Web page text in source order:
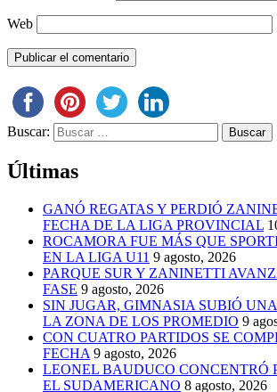
Web
Buscar:
Últimas
GANÓ REGATAS Y PERDIÓ
FECHA DE LA LIGA PROVINCIAL
ROCAMORA FUE MÁS QUE
EN LA LIGA U11 9 agosto, 2026
PARQUE SUR Y ZANINETTI
FASE 9 agosto, 2026
SIN JUGAR, GIMNASIA SUBIÓ
LA ZONA DE LOS PROMEDIO 9
CON CUATRO PARTIDOS SE
FECHA 9 agosto, 2026
LEONEL BAUDUCO CONCENTRÓ
EL SUDAMERICANO 8 agosto, 2026